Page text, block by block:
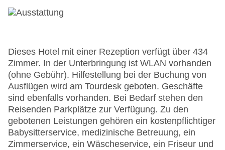
Dieses Hotel mit einer Rezeption verfügt über 434
Zimmer. In der Unterbringung ist WLAN vorhanden
(ohne Gebühr). Hilfestellung bei der Buchung von
Ausflügen wird am Tourdesk geboten. Geschäfte
sind ebenfalls vorhanden. Bei Bedarf stehen den
Reisenden Parkplätze zur Verfügung. Zu den
gebotenen Leistungen gehören ein kostenpflichtiger
Babysitterservice, medizinische Betreuung, ein
Zimmerservice, ein Wäscheservice, ein Friseur und